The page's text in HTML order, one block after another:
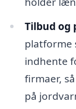
Tilbud og
platforme
indhente
firmaer,
på